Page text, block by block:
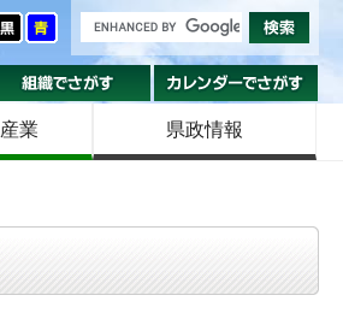
える
組織でさがす
業 県政情報